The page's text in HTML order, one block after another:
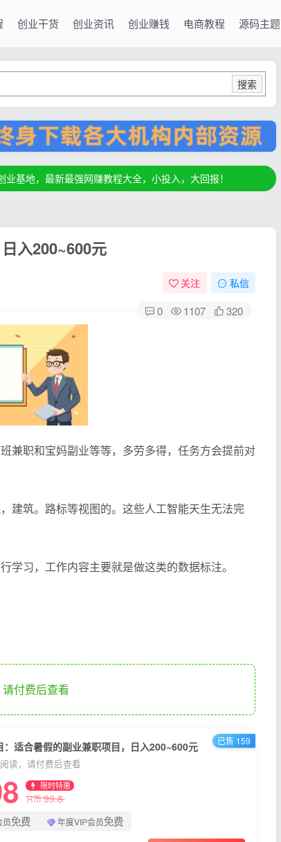
创业干货 创业资讯 创业赚钱 电商教程 源码主题
搜索
基地，最新最强网赚教程大全，小投入，大回报！
基地，最新最强网赚教程大全，小投入，大回报！
基地，最新最强网赚教程大全，小投入，大回报！
入200~600元
关注 私信
0 1107 320
兼职和宝妈副业等等，多劳多得，任务方会提前对
建筑。路标等视图的。这些人工智能天生无法完
习，工作内容主要就是做这类的数据标注。
付费后查看
：适合暑假的副业兼职项目，日入200~600元
读，请付费后查看
限时特惠
R币99.8
员免费 年度VIP会员免费
已售 159